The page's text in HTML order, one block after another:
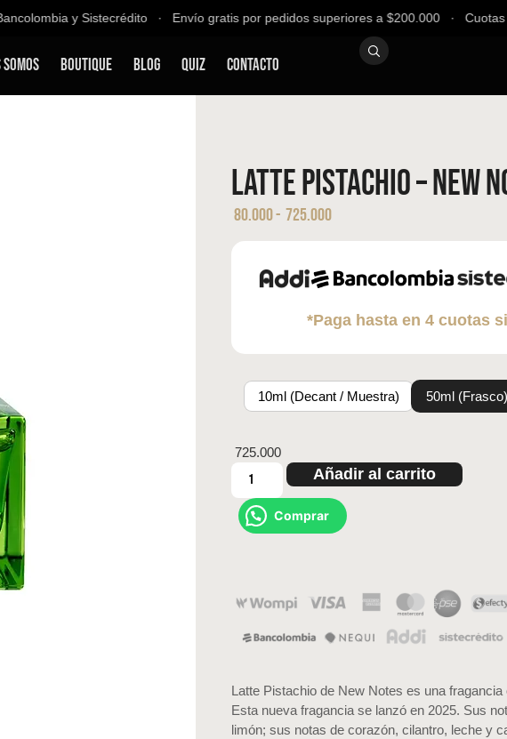
y Sistecrédito ∙ Envío gratis por pedidos superiores a $200.000 ∙ Cuotas
Boutique Blog QUIZ Contacto
Latte Pistachio – New
80.000- 725.000
*Paga hasta en 4 cuotas
10ml (Decant / Muestra) 50ml (Frasco)
725.000
Añadir al carrito
Comprar
Latte Pistachio de New Notes es una
Esta nueva fragancia se lanzó en 2025. Sus
limón; sus notas de corazón, cilantro, leche y